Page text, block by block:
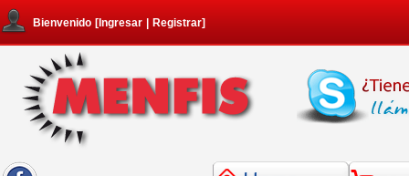
Bienvenido [ Ingresar Registrar]